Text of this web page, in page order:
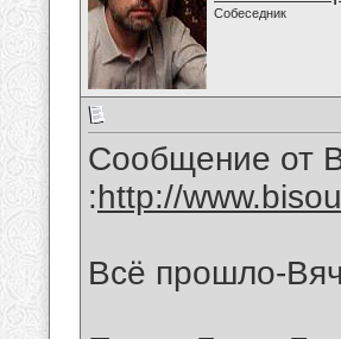
Собеседник
Сообщение от
:http://
Всё прошло-